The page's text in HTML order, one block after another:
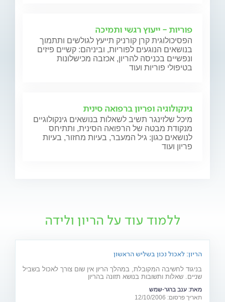
פוריות - ייעוץ רגשי ותמיכה
הפסיכולוגית קרן קורניק תייעץ לגולשים ותתמוך
בנושאים הנוגעים לפוריות, וביניהם: קשיים פיזים
ונפשיים בכניסה להריון, אכזבה מכישלונות
בטיפולי פוריות ועוד
גינקולוגיה ופריון ברפואה סינית
מיכל שלזינגר תשיב לשאלות בנושאים גינקולוגיים
מנקודת מבטה של הרפואה הסינית, ותתיחס
לנושאים כגון: גיל המעבר, בעיות מחזור, בעיות
פריון ועוד
ללמוד עוד על הריון ולידה
הריון: לאכול נכון בשליש הראשון
בניגוד לחשיבה המקובלת, במהלך הריון אין שום צורך לאכול בשביל
שניים. שאלות ותשובות בנושא תזונה בהריון
מאת: ענב ברגר-שמש
תאריך פרסום: 12/10/2006